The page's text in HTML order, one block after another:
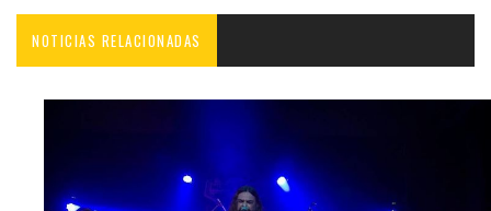
NOTICIAS RELACIONADAS